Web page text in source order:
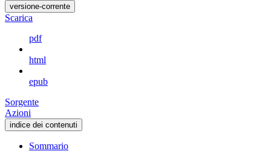
versione-corrente
Scarica
pdf
html
epub
Sorgente
Azioni
indice dei contenuti
Sommario